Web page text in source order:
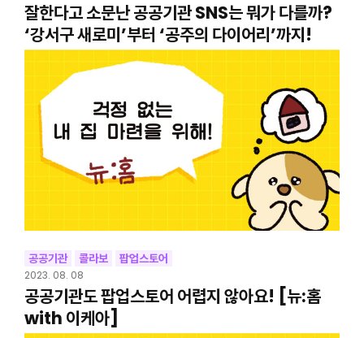
잘한다고 소문난 공공기관 SNS는 뭐가 다를까?
‘강서구 새로미’부터 ‘공주의 다이어리’까지!
공공기관 콜라보 팝업스토어
2023. 08. 08
공공기관도 팝업스토어 어렵지 않아요! [뉴:홈
with 이케아]